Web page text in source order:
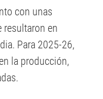
con unas
resultaron en
Para 2025-26,
la producción,